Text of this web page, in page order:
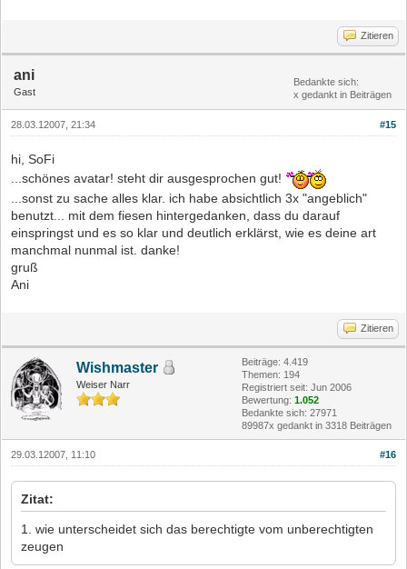
Zitieren
ani
Gast
Bedankte sich:
x gedankt in Beiträgen
#15
28.03.12007, 21:34
hi, SoFi
...schönes avatar! steht dir ausgesprochen gut!
...sonst zu sache alles klar. ich habe absichtlich 3x "angeblich"
benutzt... mit dem fiesen hintergedanken, dass du darauf
einspringst und es so klar und deutlich erklärst, wie es deine art
manchmal nunmal ist. danke!
gruß
Ani
Zitieren
Wishmaster
Weiser Narr
Beiträge: 4.419
Themen: 194
Registriert seit: Jun 2006
Bewertung: 1.052
Bedankte sich: 27971
89987x gedankt in 3318 Beiträgen
#16
29.03.12007, 11:10
Zitat:
1. wie unterscheidet sich das berechtigte vom unberechtigten
zeugen